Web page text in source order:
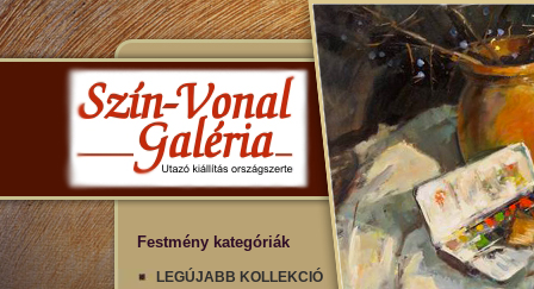
Festmény kategóriák
LEGÚJABB KOLLEKCIÓ